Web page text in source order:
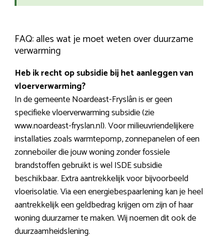
FAQ: alles wat je moet weten over duurzame
verwarming
Heb ik recht op subsidie bij het aanleggen van
vloerverwarming?
In de gemeente Noardeast-Fryslân is er geen
specifieke vloerverwarming subsidie (zie
www.noardeast-fryslan.nl). Voor milieuvriendelijkere
installaties zoals warmtepomp, zonnepanelen of een
zonneboiler die jouw woning zonder fossiele
brandstoffen gebruikt is wel ISDE subsidie
beschikbaar. Extra aantrekkelijk voor bijvoorbeeld
vloerisolatie. Via een energiebespaarlening kan je heel
aantrekkelijk een geldbedrag krijgen om zijn of haar
woning duurzamer te maken. Wij noemen dit ook de
duurzaamheidslening.